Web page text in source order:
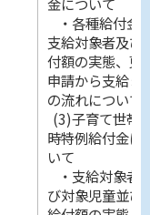
・各種給付金
支給対象者及び
付額の実態、更
申請から支給ま
の流れについて
(3)子育て世帯
時特例給付金に
いて
・支給対象者
び対象児童並び